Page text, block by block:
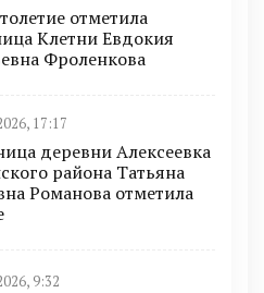
отметила
Клетни Евдокия
Фроленкова
17:17
деревни Алексеевка
района Татьяна
Романова отметила
9:32